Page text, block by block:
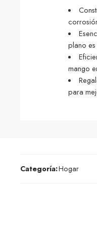
plano
mango
para
Categoría:Hogar